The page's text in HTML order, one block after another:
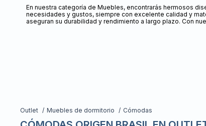
En nuestra categoría de Muebles, encontrarás hermosos
necesidades y gustos, siempre con excelente calidad y
aseguran su durabilidad y rendimiento a largo plazo. Con
Outlet Muebles de dormitorio Cómodas